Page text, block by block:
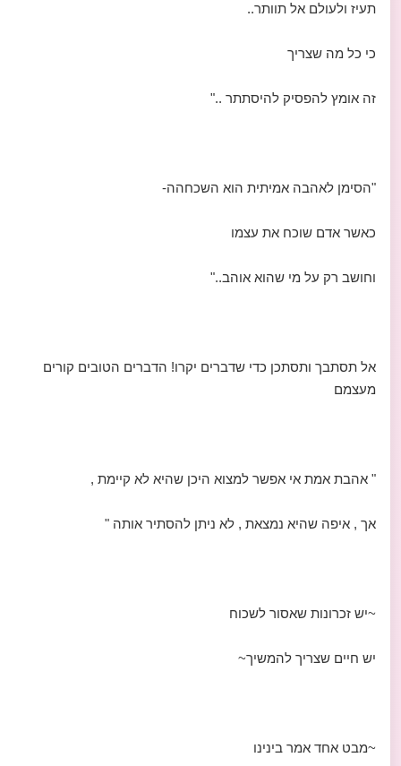
תעיז ולעולם אל תוותר..
כי כל מה שצריך
זה אומץ להפסיק להיסתתר .."
"הסימן לאהבה אמיתית הוא השכחהה-
כאשר אדם שוכח את עצמו
וחושב רק על מי שהוא אוהב.."
אל תסתבך ותסתכן כדי שדברים יקרו! הדברים הטובים קורים
מעצמם
" אהבת אמת אי אפשר למצוא היכן שהיא לא קיימת ,
אך , איפה שהיא נמצאת , לא ניתן להסתיר אותה "
~יש זכרונות שאסור לשכוח
יש חיים שצריך להמשיך~
~מבט אחד אמר בינינו